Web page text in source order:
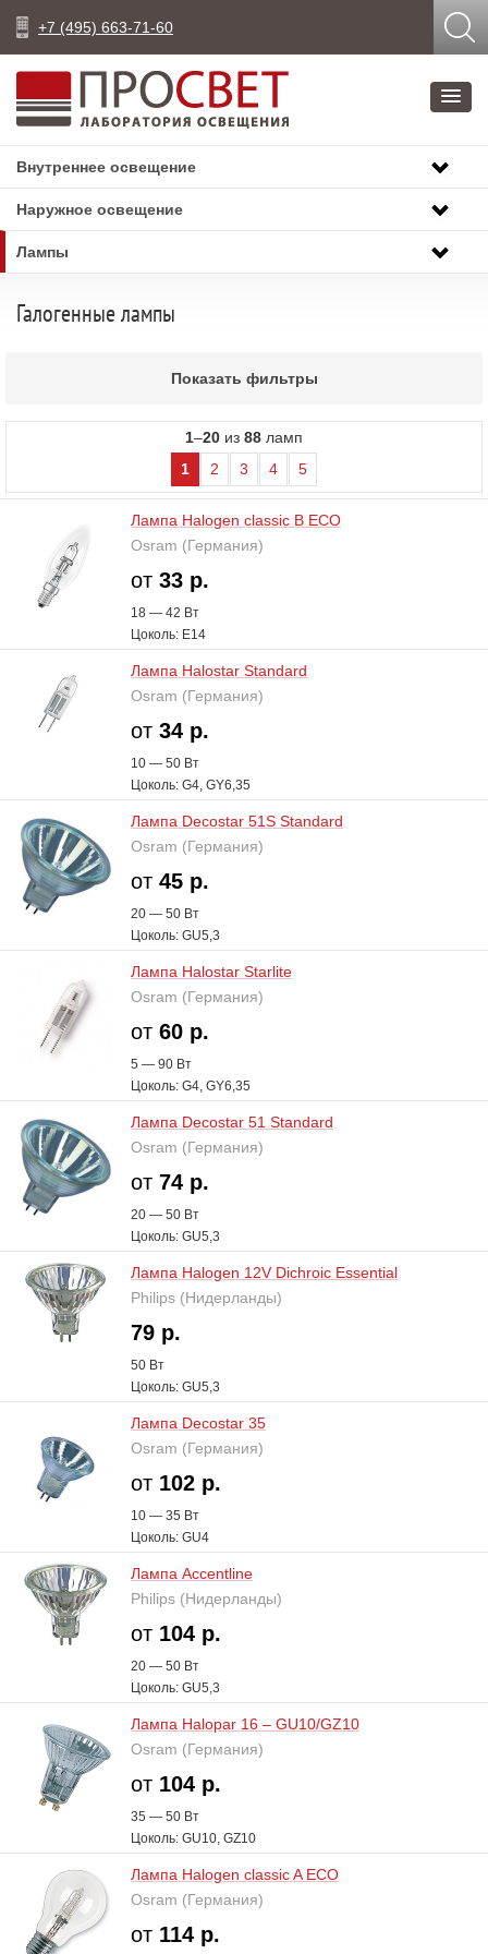
+7 (495) 663-71-60
Внутреннее освещение
Наружное освещение
Лампы
Галогенные лампы
Показать фильтры
1–20 из 88 ламп
1
2 3 4 5
Лампа Halogen classic B ECO
Osram (Германия)
от 33 р.
18 — 42 Вт
Цоколь: E14
Лампа Halostar Standard
Osram (Германия)
от 34 р.
10 — 50 Вт
Цоколь: G4, GY6,35
Лампа Decostar 51S Standard
Osram (Германия)
от 45 р.
20 — 50 Вт
Цоколь: GU5,3
Лампа Halostar Starlite
Osram (Германия)
от 60 р.
5 — 90 Вт
Цоколь: G4, GY6,35
Лампа Decostar 51 Standard
Osram (Германия)
от 74 р.
20 — 50 Вт
Цоколь: GU5,3
Лампа Halogen 12V Dichroic Essential
Philips (Нидерланды)
79 р.
50 Вт
Цоколь: GU5,3
Лампа Decostar 35
Osram (Германия)
от 102 р.
10 — 35 Вт
Цоколь: GU4
Лампа Accentline
Philips (Нидерланды)
от 104 р.
20 — 50 Вт
Цоколь: GU5,3
Лампа Halopar 16 – GU10/GZ10
Osram (Германия)
от 104 р.
35 — 50 Вт
Цоколь: GU10, GZ10
Лампа Halogen classic A ECO
Osram (Германия)
от 114 р.